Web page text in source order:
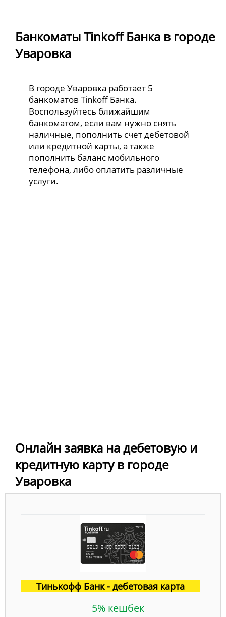
Банкоматы Tinkoff Банка в городе
Уваровка
В городе Уваровка работает 5
банкоматов Tinkoff Банка.
Воспользуйтесь ближайшим
банкоматом, если вам нужно снять
наличные, пополнить счет дебетовой
или кредитной карты, а также
пополнить баланс мобильного
телефона, либо оплатить различные
услуги.
Онлайн заявка на дебетовую и
кредитную карту в городе
Уваровка
Тинькофф Банк - дебетовая карта
5% кешбек